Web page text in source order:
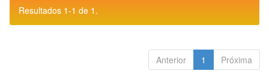
Resultados 1-1 de 1.
Anterior 1 Próxima